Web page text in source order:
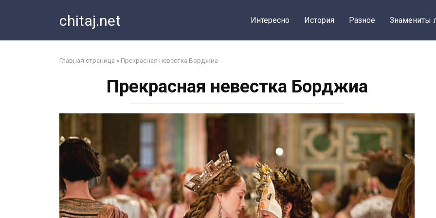
chitaj.net Интересно История Разное Знамениты
Главная страница » Прекрасная невестка Борджиа
Прекрасная невестка Борджиа